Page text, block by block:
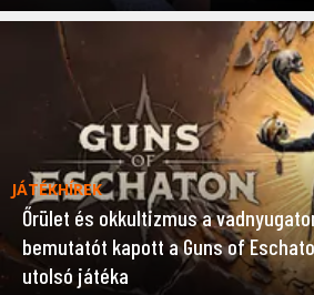
JÁTÉKHÍREK
Őrület és okkultizmus a
bemutatót kapott a Guns of
utolsó játéka